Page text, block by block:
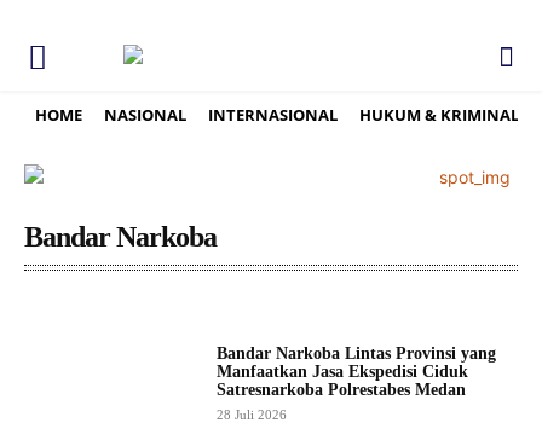
HOME NASIONAL INTERNASIONAL HUKUM & KRIMINAL
Bandar Narkoba
Bandar Narkoba Lintas Provinsi yang
Manfaatkan Jasa Ekspedisi Ciduk
Satresnarkoba Polrestabes Medan
28 Juli 2026